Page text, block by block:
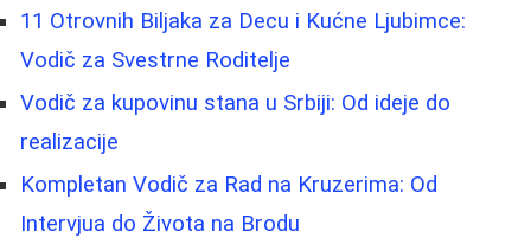
11 Otrovnih Biljaka za Decu i Kućne Ljubimce:
Vodič za Svestrne Roditelje
Vodič za kupovinu stana u Srbiji: Od ideje do
realizacije
Kompletan Vodič za Rad na Kruzerima: Od
Intervjua do Života na Brodu